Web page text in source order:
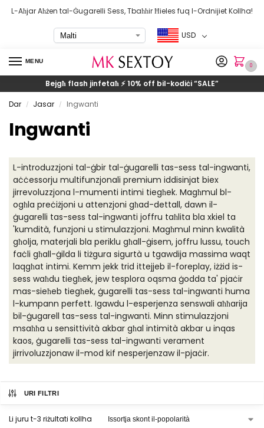
L-Aħjar Aħżen tal-Ġugarelli Sess, Tbaħħir Ħieles fuq l-Ordnijiet Kollha!
USD
MENU
0
Bejgħ flash jinfetaħ ⚡ 10% off bil-kodiċi“SALE”
Dar / Jasar / Ingwanti
Ingwanti
L-introduzzjoni tal-ġbir tal-ġugarelli tas-sess tal-ingwanti,
aċċessorju multifunzjonali premium iddisinjat biex
jirrevoluzzjona l-mumenti intimi tiegħek. Magħmul bl-
ogħla preċiżjoni u attenzjoni għad-dettall, dawn il-
ġugarelli tas-sess tal-ingwanti joffru taħlita bla xkiel ta
'kumdità, funzjoni u stimulazzjoni. Magħmul minn kwalità
għolja, materjali bla periklu għall-ġisem, joffru lussu, touch
faċli għall-ġilda li tiżgura sigurtà u tgawdija massima waqt
laqgħat intimi. Kemm jekk trid ittejjeb il-foreplay, iżżid is-
sess waħdu tiegħek, jew tesplora oqsma ġodda ta' pjaċir
mas-sieħeb tiegħek, ġugarelli tas-sess tal-ingwanti huma
l-kumpann perfett. Igawdu l-esperjenza senswali aħħarija
bil-ġugarell tas-sess tal-ingwanti. Minn stimulazzjoni
msaħħa u sensittività akbar għal intimità akbar u inqas
kaos, ġugarelli tas-sess tal-ingwanti verament
jirrivoluzzjonaw il-mod kif nesperjenzaw il-pjaċir.
URI FILTRI
Li juru t-3 riżultati kollha